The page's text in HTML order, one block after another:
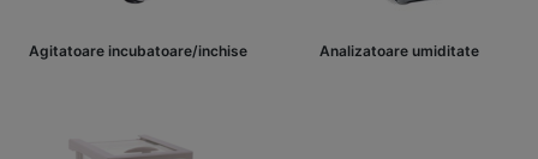
Agitatoare incubatoare/inchise Analizatoare umiditate